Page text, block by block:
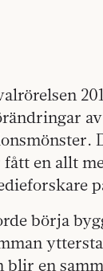
fått en allt
börja
blir en